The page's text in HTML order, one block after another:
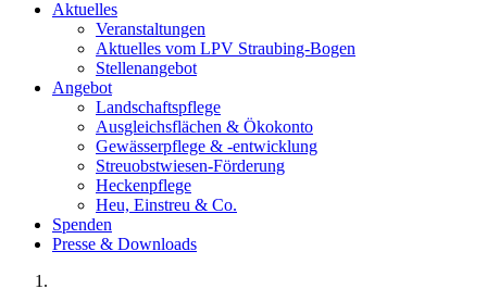
Aktuelles
Veranstaltungen
Aktuelles vom LPV Straubing-Bogen
Stellenangebot
Angebot
Landschaftspflege
Ausgleichsflächen & Ökokonto
Gewässerpflege & -entwicklung
Streuobstwiesen-Förderung
Heckenpflege
Heu, Einstreu & Co.
Spenden
Presse & Downloads